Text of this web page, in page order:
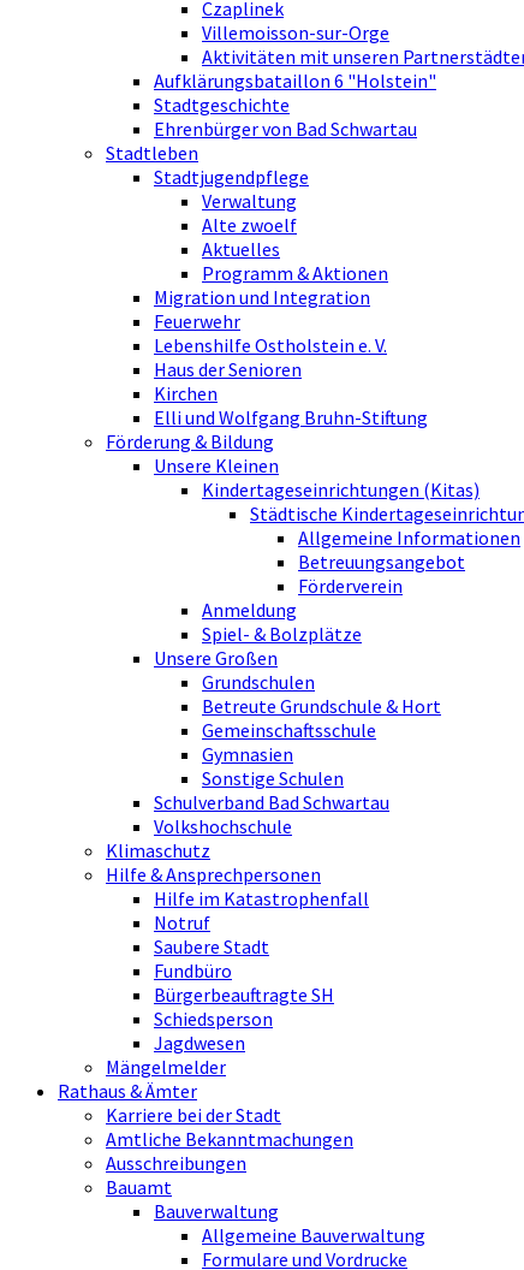
Czaplinek
Villemoisson-sur-Orge
Aktivitäten mit unseren
Aufklärungsbataillon 6 "Holstein"
Stadtgeschichte
Ehrenbürger von Bad Schwartau
Stadtleben
Stadtjugendpflege
Verwaltung
Alte zwoelf
Aktuelles
Programm & Aktionen
Migration und Integration
Feuerwehr
Lebenshilfe Ostholstein e. V.
Haus der Senioren
Kirchen
Elli und Wolfgang Bruhn-Stiftung
Förderung & Bildung
Unsere Kleinen
Kindertageseinrichtungen (Kitas)
Städtische
Allgemeine Informationen
Betreuungsangebot
Förderverein
Anmeldung
Spiel- & Bolzplätze
Unsere Großen
Grundschulen
Betreute Grundschule & Hort
Gemeinschaftsschule
Gymnasien
Sonstige Schulen
Schulverband Bad Schwartau
Volkshochschule
Klimaschutz
Hilfe & Ansprechpersonen
Hilfe im Katastrophenfall
Notruf
Saubere Stadt
Fundbüro
Bürgerbeauftragte SH
Schiedsperson
Jagdwesen
Mängelmelder
Rathaus & Ämter
Karriere bei der Stadt
Amtliche Bekanntmachungen
Ausschreibungen
Bauamt
Bauverwaltung
Allgemeine Bauverwaltung
Formulare und Vordrucke